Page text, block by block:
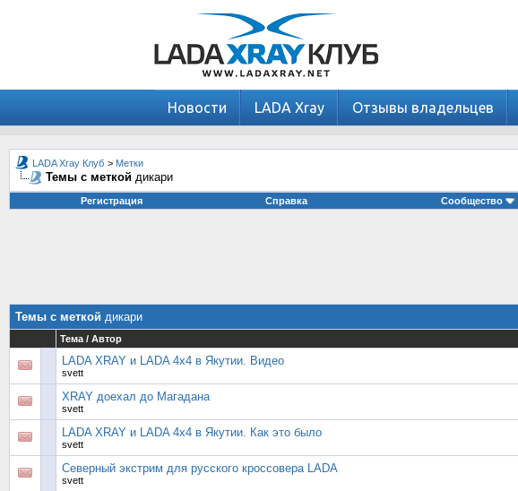
Новости LADA Xray Отзывы владельцев
LADA Xray Клуб > Метки
Темы с меткой дикари
Регистрация
Справка Сообщество
Темы с меткой дикари
Тема / Автор
LADA XRAY и LADA 4x4 в Якутии. Видео
svett
XRAY доехал до Магадана
svett
LADA XRAY и LADA 4x4 в Якутии. Как это было
svett
Северный экстрим для русского кроссовера LADA
svett